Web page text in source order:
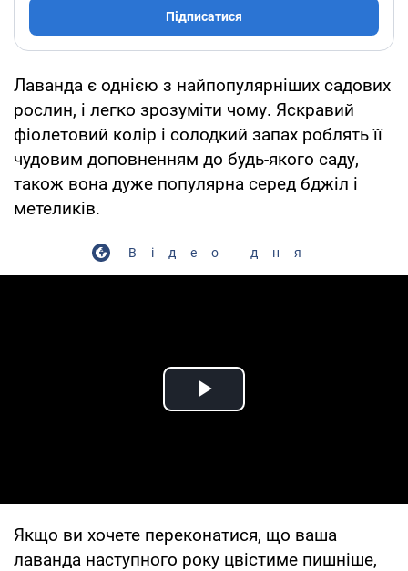
Підписатися
Лаванда є однією з найпопулярніших садових
рослин, і легко зрозуміти чому. Яскравий
фіолетовий колір і солодкий запах роблять її
чудовим доповненням до будь-якого саду,
також вона дуже популярна серед бджіл і
метеликів.
Відео дня
Play Video
Якщо ви хочете переконатися, що ваша
лаванда наступного року цвістиме пишніше,